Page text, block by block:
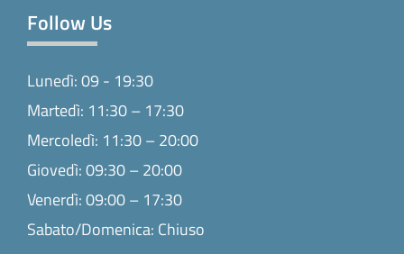
Follow Us
Lunedì: 09 - 19:30
Martedì: 11:30 – 17:30
Mercoledì: 11:30 – 20:00
Giovedì: 09:30 – 20:00
Venerdì: 09:00 – 17:30
Sabato/Domenica: Chiuso